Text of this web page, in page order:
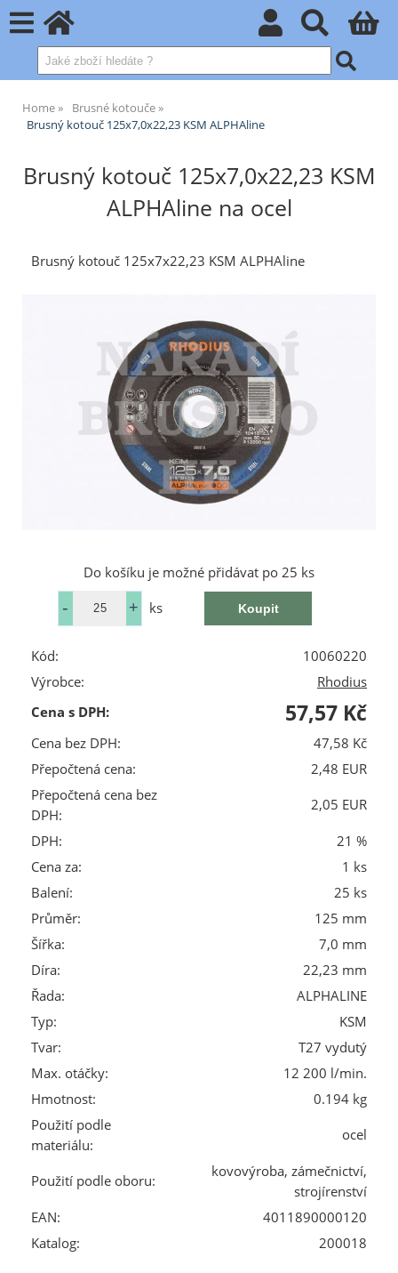
Home
Brusné kotouče
Brusný kotouč 125x7,0x22,23 KSM ALPHAline
Brusný kotouč 125x7,0x22,23 KSM
ALPHAline na ocel
Brusný kotouč 125x7x22,23 KSM ALPHAline
Do košíku je možné přidávat po 25 ks
ks
Kód:
10060220
Výrobce:
Rhodius
Cena s DPH:
57,57 Kč
Cena bez DPH:
47,58 Kč
Přepočtená cena:
2,48 EUR
Přepočtená cena bez
DPH:
2,05 EUR
DPH:
21 %
Cena za:
1 ks
Balení:
25 ks
Průměr:
125 mm
Šířka:
7,0 mm
Díra:
22,23 mm
Řada:
ALPHALINE
Typ:
KSM
Tvar:
T27 vydutý
Max. otáčky:
12 200 l/min.
Hmotnost:
0.194 kg
Použití podle
materiálu:
ocel
Použití podle oboru:
kovovýroba, zámečnictví,
strojírenství
EAN:
4011890000120
Katalog:
200018